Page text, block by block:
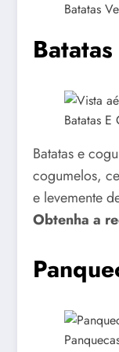
Batatas
Batatas
Batatas e
cogumelos,
e levemente
Obtenha a